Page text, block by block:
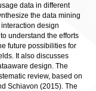
data in different
the data mining
design
understand the efforts
future possibilities for
It also discusses
design. The
review, based on
Schiavon (2015). The